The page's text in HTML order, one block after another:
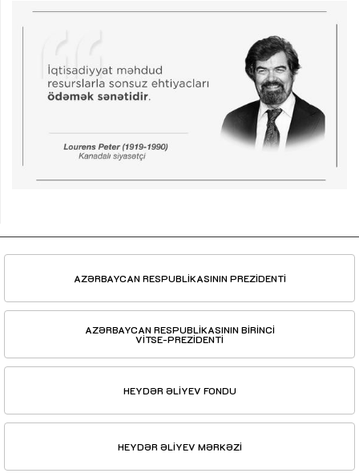
AZƏRBAYCAN RESPUBLİKASININ PREZİDENTİ
AZƏRBAYCAN RESPUBLİKASININ BİRİNCİ
VİTSE-PREZİDENTİ
HEYDƏR ƏLİYEV FONDU
HEYDƏR ƏLİYEV MƏRKƏZİ